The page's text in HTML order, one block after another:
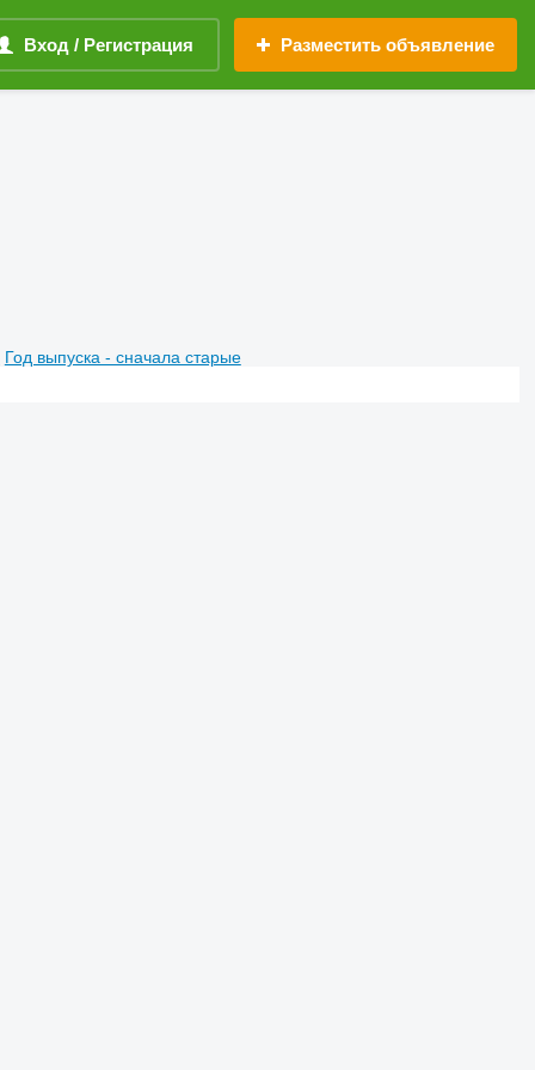
Вход / Регистрация Разместить объявление
Год выпуска - сначала старые